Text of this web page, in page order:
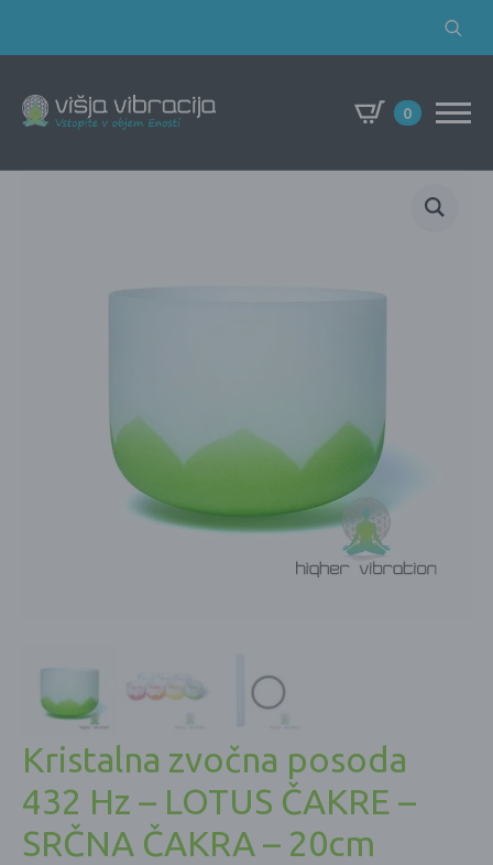
Search
0
Kristalna zvočna posoda
432 Hz – LOTUS ČAKRE –
SRČNA ČAKRA – 20cm